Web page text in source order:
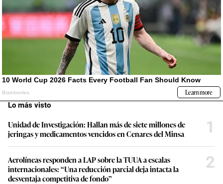
Lo más visto
Unidad de Investigación: Hallan más de siete millones de
jeringas y medicamentos vencidos en Cenares del Minsa
1
Aerolíneas responden a LAP sobre la TUUA a escalas
internacionales: “Una reducción parcial deja intacta la
desventaja competitiva de fondo”
2